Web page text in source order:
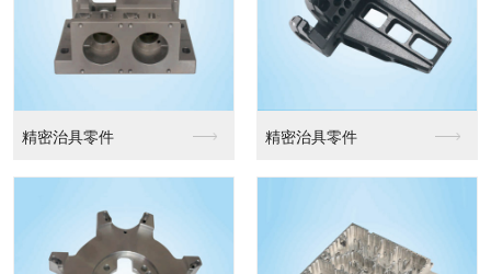
精密治具零件 精密治具零件